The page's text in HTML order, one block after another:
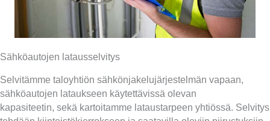
Sähköautojen latausselvitys
Selvitämme taloyhtiön sähkönjakelujärjestelmän vapaan,
sähköautojen lataukseen käytettävissä olevan
kapasiteetin, sekä kartoitamme lataustarpeen yhtiössä. Selvitys